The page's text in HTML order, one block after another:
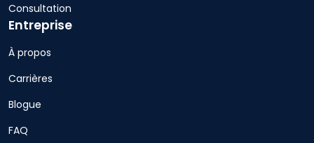
Consultation
Entreprise
À propos
Carrières
Blogue
FAQ